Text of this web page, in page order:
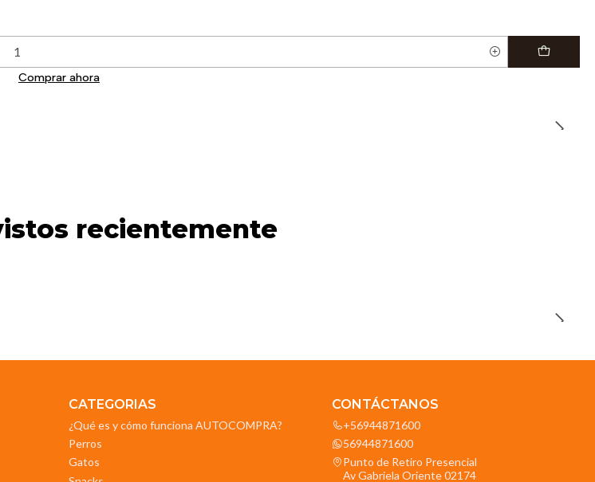
Comprar ahora
recientemente
CATEGORIAS
¿Qué es y cómo funciona AUTOCOMPRA?
Perros
Gatos
CONTÁCTANOS
+56944871600
56944871600
Punto de Retiro Presencial
Av Gabriela Oriente 02174